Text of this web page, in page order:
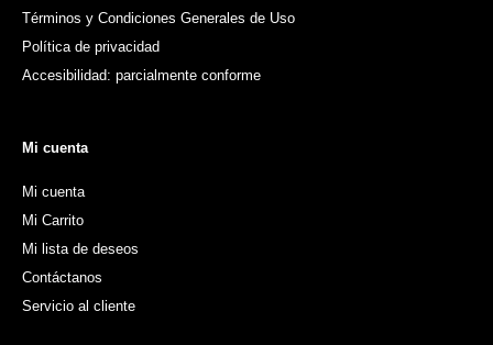
Términos y Condiciones Generales de Uso
Política de privacidad
Accesibilidad: parcialmente conforme
Mi cuenta
Mi cuenta
Mi Carrito
Mi lista de deseos
Contáctanos
Servicio al cliente